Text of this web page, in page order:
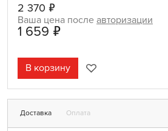
2 370 ₽
Ваша цена после авторизации
1 659 ₽
В корзину
Доставка Оплата